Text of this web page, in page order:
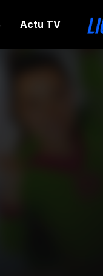
Actu TV